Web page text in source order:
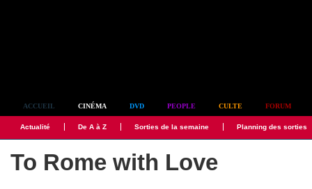
ACCUEIL CINÉMA DVD PEOPLE CULTE FORUM
Actualité De A à Z Sorties de la semaine Planning des sorties
To Rome with Love